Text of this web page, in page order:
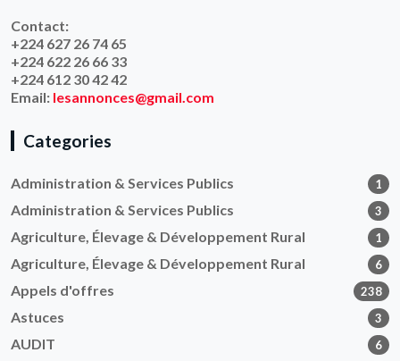
Contact:
+224 627 26 74 65
+224 622 26 66 33
+224 612 30 42 42
Email: lesannonces@gmail.com
Categories
Administration & Services Publics 1
Administration & Services Publics 3
Agriculture, Élevage & Développement Rural 1
Agriculture, Élevage & Développement Rural 6
Appels d'offres 238
Astuces 3
AUDIT 6